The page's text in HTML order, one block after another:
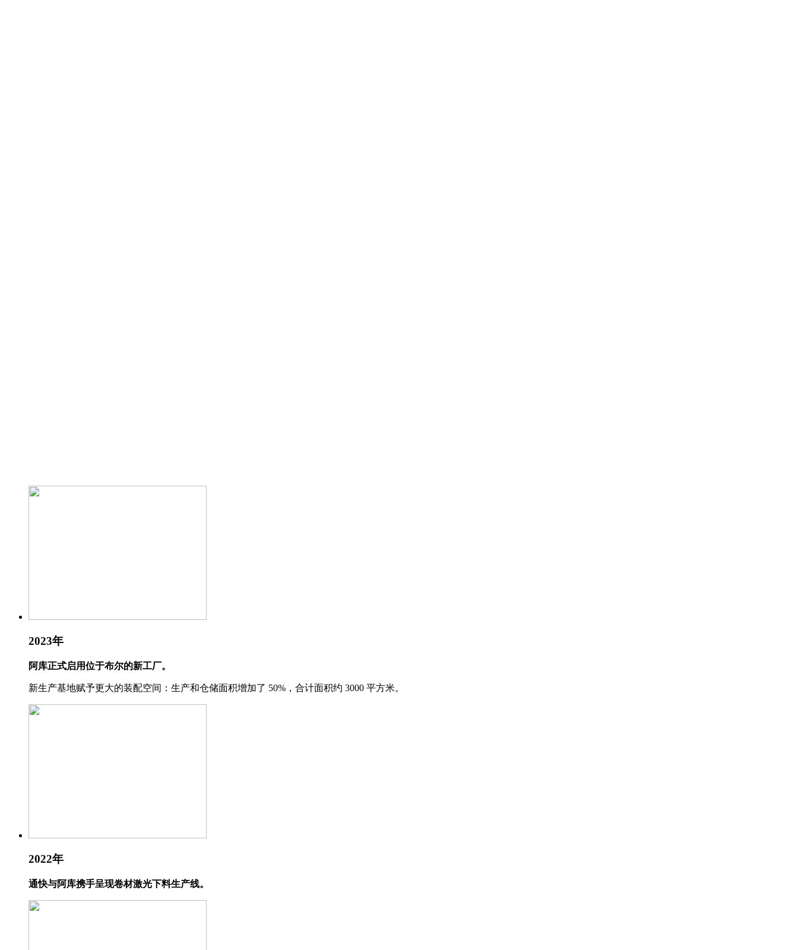
2023年
阿库正式启用位于布尔的新工厂。
新生产基地赋予更大的装配空间：生产和仓储面积增加了 50%，合计面积约 3000 平方米。
2022年
通快与阿库携手呈现卷材激光下料生产线。